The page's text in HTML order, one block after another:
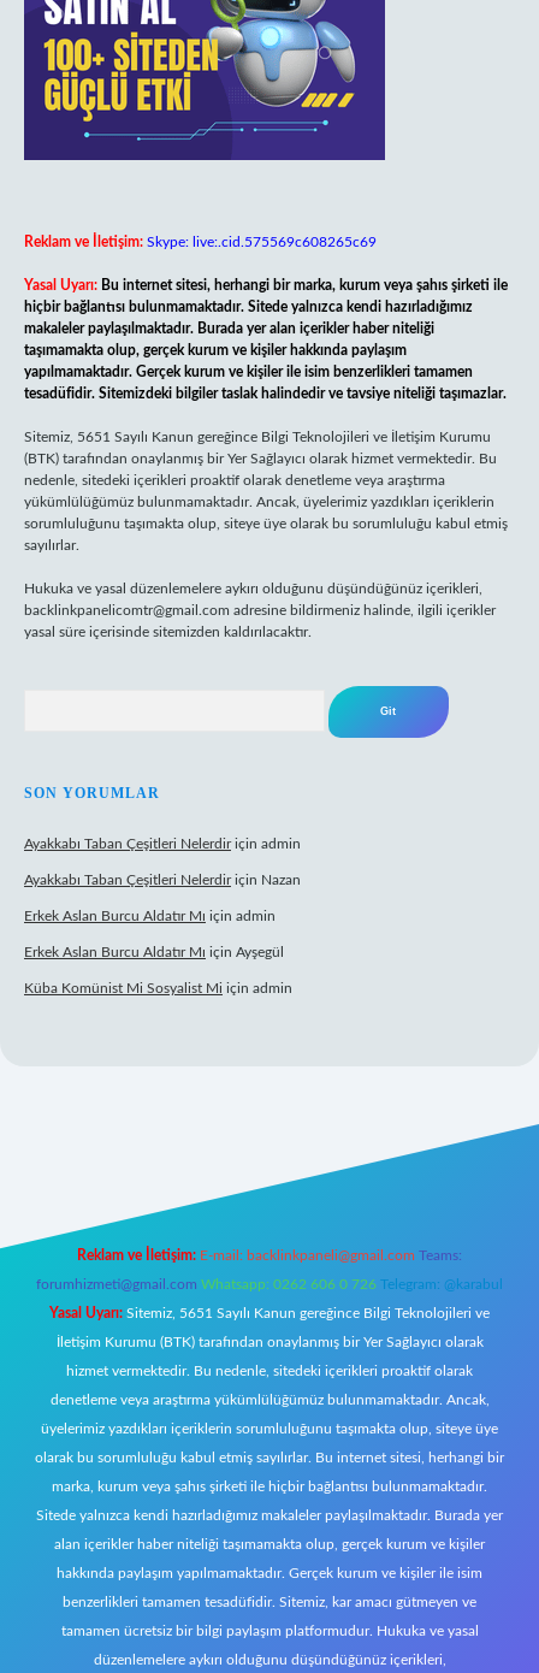
Reklam ve İletişim: Skype: live:.cid.575569c608265c69
Yasal Uyarı: Bu internet sitesi, herhangi bir marka, kurum veya şahıs şirketi ile
hiçbir bağlantısı bulunmamaktadır. Sitede yalnızca kendi hazırladığımız
makaleler paylaşılmaktadır. Burada yer alan içerikler haber niteliği
taşımamakta olup, gerçek kurum ve kişiler hakkında paylaşım
yapılmamaktadır. Gerçek kurum ve kişiler ile isim benzerlikleri tamamen
tesadüfidir. Sitemizdeki bilgiler taslak halindedir ve tavsiye niteliği taşımazlar.
Sitemiz, 5651 Sayılı Kanun gereğince Bilgi Teknolojileri ve İletişim Kurumu
(BTK) tarafından onaylanmış bir Yer Sağlayıcı olarak hizmet vermektedir. Bu
nedenle, sitedeki içerikleri proaktif olarak denetleme veya araştırma
yükümlülüğümüz bulunmamaktadır. Ancak, üyelerimiz yazdıkları içeriklerin
sorumluluğunu taşımakta olup, siteye üye olarak bu sorumluluğu kabul etmiş
sayılırlar.
Hukuka ve yasal düzenlemelere aykırı olduğunu düşündüğünüz içerikleri,
backlinkpanelicomtr@gmail.com adresine bildirmeniz halinde, ilgili içerikler
yasal süre içerisinde sitemizden kaldırılacaktır.
SON YORUMLAR
Ayakkabı Taban Çeşitleri Nelerdiriçin admin
Ayakkabı Taban Çeşitleri Nelerdiriçin Nazan
Erkek Aslan Burcu Aldatır Mı için admin
Erkek Aslan Burcu Aldatır Mı için Ayşegül
Küba Komünist Mi Sosyalist Mi için admin
Reklam ve İletişim: E-mail: backlinkpaneli@gmail.com Teams:
forumhizmeti@gmail.com Whatsapp: 0262 606 0 726 Telegram: @karabul
Yasal Uyarı: Sitemiz, 5651 Sayılı Kanun gereğince Bilgi Teknolojileri ve
İletişim Kurumu (BTK) tarafından onaylanmış bir Yer Sağlayıcı olarak
hizmet vermektedir. Bu nedenle, sitedeki içerikleri proaktif olarak
denetleme veya araştırma yükümlülüğümüz bulunmamaktadır. Ancak,
üyelerimiz yazdıkları içeriklerin sorumluluğunu taşımakta olup, siteye üye
olarak bu sorumluluğu kabul etmiş sayılırlar. Bu internet sitesi, herhangi bir
marka, kurum veya şahıs şirketi ile hiçbir bağlantısı bulunmamaktadır.
Sitede yalnızca kendi hazırladığımız makaleler paylaşılmaktadır. Burada yer
alan içerikler haber niteliği taşımamakta olup, gerçek kurum ve kişiler
hakkında paylaşım yapılmamaktadır. Gerçek kurum ve kişiler ile isim
benzerlikleri tamamen tesadüfidir. Sitemiz, kar amacı gütmeyen ve
tamamen ücretsiz bir bilgi paylaşım platformudur. Hukuka ve yasal
düzenlemelere aykırı olduğunu düşündüğünüz içerikleri,